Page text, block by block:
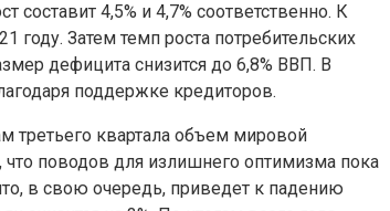
4,5% и 4,7% соответственно. К
году. Затем темп роста потребительских
дефицита снизится до 6,8% ВВП. В
поддержке кредиторов.
третьего квартала объем мировой
что поводов для излишнего оптимизма пока
в свою очередь, приведет к падению